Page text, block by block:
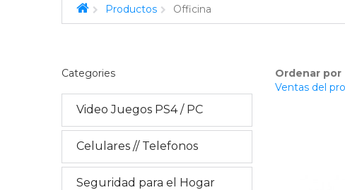
Video Juegos PS4 / PC
Officina
Productos Officina
Categories
Video Juegos PS4 / PC
Celulares // Telefonos
Seguridad para el Hogar
Ordenar por
Ventas del